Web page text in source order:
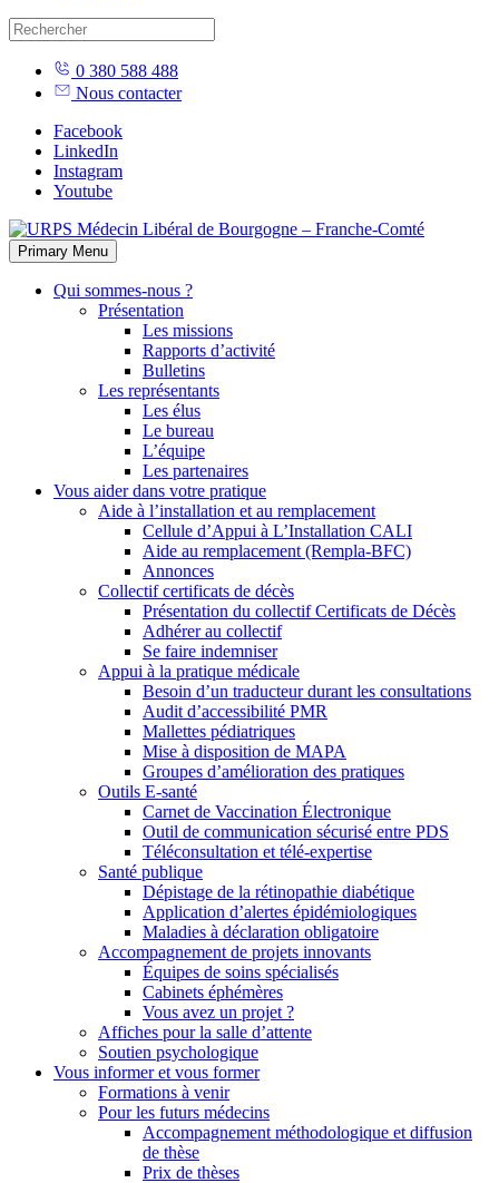
Skip
0 380 588 488
Nous contacter
Facebook
LinkedIn
Instagram
Youtube
Primary Menu
Qui sommes-nous ?
Présentation
Les missions
Rapports d’activité
Bulletins
Les représentants
Les élus
Le bureau
L’équipe
Les partenaires
Vous aider dans votre pratique
Aide à l’installation et au remplacement
Cellule d’Appui à L’Installation CALI
Aide au remplacement (Rempla-BFC)
Annonces
Collectif certificats de décès
Présentation du collectif Certificats de Décès
Adhérer au collectif
Se faire indemniser
Appui à la pratique médicale
Besoin d’un traducteur durant les consultations
Audit d’accessibilité PMR
Mallettes pédiatriques
Mise à disposition de MAPA
Groupes d’amélioration des pratiques
Outils E-santé
Carnet de Vaccination Électronique
Outil de communication sécurisé entre PDS
Téléconsultation et télé-expertise
Santé publique
Dépistage de la rétinopathie diabétique
Application d’alertes épidémiologiques
Maladies à déclaration obligatoire
Accompagnement de projets innovants
Équipes de soins spécialisés
Cabinets éphémères
Vous avez un projet ?
Affiches pour la salle d’attente
Soutien psychologique
Vous informer et vous former
Formations à venir
Pour les futurs médecins
Accompagnement méthodologique et diffusion
de thèse
Prix de thèses